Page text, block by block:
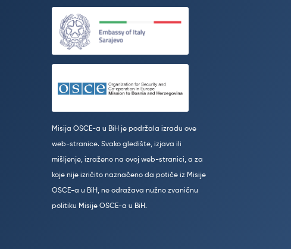
Misija OSCE-a u BiH je podržala izradu ove
web-stranice. Svako gledište, izjava ili
mišljenje, izraženo na ovoj web-stranici, a za
koje nije izričito naznačeno da potiče iz Misije
OSCE-a u BiH, ne odražava nužno zvaničnu
politiku Misije OSCE-a u BiH.